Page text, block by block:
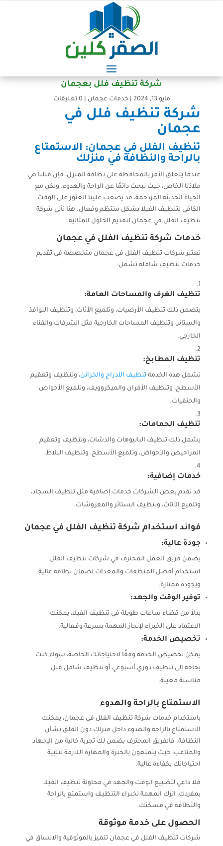
شركة تنظيف فلل بعجمان
مايو 13, 2024 خدمات عجمان |0 تعليقات
شركة تنظيف فلل في
عجمان
تنظيف الفلل في عجمان: الاستمتاع
بالراحة والنظافة في منزلك
عندما يتعلق الأمر بالمحافظة على نظافة المنزل، فإن فللنا هي
ملاذنا الخاص، حيث نبحث دائمًا عن الراحة والهدوء. ولكن مع
الحياة الحديثة المزدحمة، قد يصعب علينا العثور على الوقت
الكافي لتنظيف الفيلا بشكل منتظم وفعال. هنا تأتي شركة
تنظيف الفلل في عجمان لتقديم الحلول المثالية.
خدمات شركة تنظيف الفلل في عجمان
تعتبر شركات تنظيف الفلل في عجمان متخصصة في تقديم
خدمات تنظيف شاملة تشمل:
تنظيف الغرف والمساحات العامة:
يتضمن ذلك تنظيف الأرضيات، وتلميع الأثاث، وتنظيف النوافذ
والستائر، وتنظيف المساحات الخارجية مثل الشرفات والفناء
الخارجي.
تنظيف المطابخ:
تشمل هذه الخدمةتنظيف الأدراج والخزائن، وتنظيف وتعقيم
الأسطح، وتنظيف الأفران والميكروويف، وتلميع الأحواض
والحنفيات.
تنظيف الحمامات:
يشمل ذلك تنظيف البانيوهات والدشات، وتنظيف وتعقيم
المراحيض والأحواض، وتلميع الأسطح، وتنظيف البلاط.
خدمات إضافية:
قد تقدم بعض الشركات خدمات إضافية مثل تنظيف السجاد،
وتلميع الأثاث، وتنظيف الستائر والمفروشات.
فوائد استخدام شركة تنظيف الفلل في عجمان
جودة عالية:
يضمن فريق العمل المحترف في شركات تنظيف الفلل
استخدام أفضل المنظفات والمعدات لضمان نظافة عالية
وبجودة ممتازة.
توفير الوقت والجهد:
بدلاً من قضاء ساعات طويلة في تنظيف الفيلا، يمكنك
الاعتماد على الخبراء لإنجاز المهمة بسرعة وفعالية.
تخصيص الخدمة:
يمكن تخصيص الخدمة وفقًا لاحتياجاتك الخاصة، سواء كنت
بحاجة إلى تنظيف دوري أسبوعي أو تنظيف شامل قبل
مناسبة معينة.
الاستمتاع بالراحة والهدوء
باستخدام خدمات شركة تنظيف الفلل في عجمان، يمكنك
الاستمتاع بالراحة والهدوء داخل منزلك دون القلق بشأن
النظافة. فالفريق المحترف يضمن لك تجربة خالية من الإجهاد
والمتاعب، حيث يتمتعون بالخبرة والمهارة اللازمة لتلبية
احتياجاتك بكفاءة عالية.
فلا داعي لتضييع الوقت والجهد في محاولة تنظيف الفيلا
بمفردك، اترك المهمة لخبراء التنظيف واستمتع بالراحة
والنظافة في مسكنك.
الحصول على خدمة موثوقة
شركات تنظيف الفلل في عجمان تتميز بالموثوقية والاتساق في